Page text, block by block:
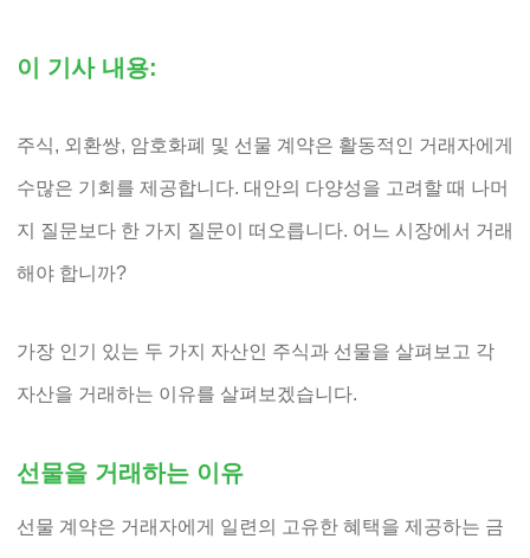
이 기사 내용:
주식, 외환쌍, 암호화폐 및 선물 계약은 활동적인 거래자에게
수많은 기회를 제공합니다. 대안의 다양성을 고려할 때 나머
지 질문보다 한 가지 질문이 떠오릅니다. 어느 시장에서 거래
해야 합니까?
가장 인기 있는 두 가지 자산인 주식과 선물을 살펴보고 각
자산을 거래하는 이유를 살펴보겠습니다.
선물을 거래하는 이유
선물 계약은 거래자에게 일련의 고유한 혜택을 제공하는 금